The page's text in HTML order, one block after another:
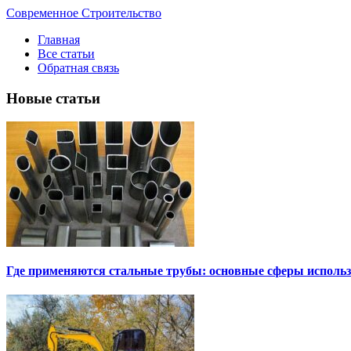
Современное Строительство
Главная
Все статьи
Обратная связь
Новые статьи
Где применяются стальные трубы: основные сферы